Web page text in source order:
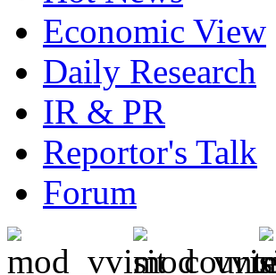
Economic View
Daily Research
IR & PR
Reportor's Talk
Forum